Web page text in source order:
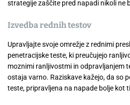
strategije zaščite pred napadi nikoli ne
Izvedba rednih testov
Upravljajte svoje omrežje z rednimi
penetracijske teste, ki preučujejo
moznimi ranljivostmi in odpravljanjem
ostaja varno. Raziskave kažejo, da so
teste, pripravljena na napade bolje kot